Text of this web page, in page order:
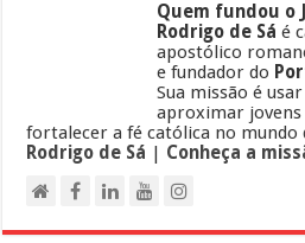
Quem fundou o
Rodrigo de Sá é
apostólico
e fundador do
Sua missão é
aproximar jovens
fortalecer a fé católica no mundo
Rodrigo de Sá | Conheça a